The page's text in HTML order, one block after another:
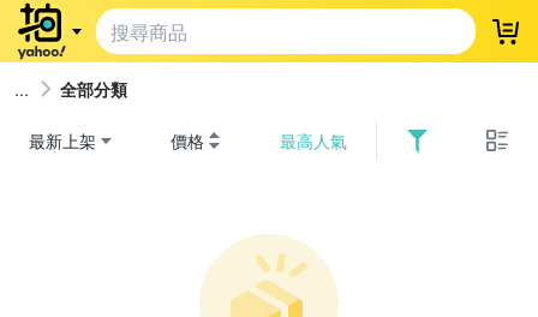
登
全部分類
最新上架 價格 最高人氣